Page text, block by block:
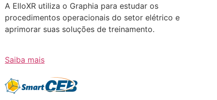
A ElloXR utiliza o Graphia para estudar os
procedimentos operacionais do setor elétrico e
aprimorar suas soluções de treinamento.
Saiba mais